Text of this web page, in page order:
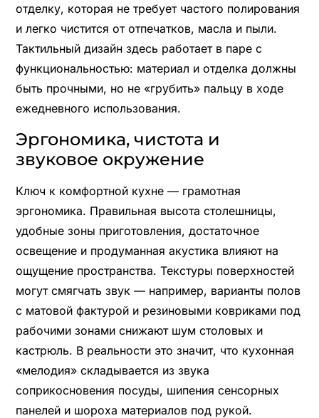
отделку, которая не требует частого полирования
и легко чистится от отпечатков, масла и пыли.
Тактильный дизайн здесь работает в паре с
функциональностью: материал и отделка должны
быть прочными, но не «грубить» пальцу в ходе
ежедневного использования.
Эргономика, чистота и
звуковое окружение
Ключ к комфортной кухне — грамотная
эргономика. Правильная высота столешницы,
удобные зоны приготовления, достаточное
освещение и продуманная акустика влияют на
ощущение пространства. Текстуры поверхностей
могут смягчать звук — например, варианты полов
с матовой фактурой и резиновыми ковриками под
рабочими зонами снижают шум столовых и
кастрюль. В реальности это значит, что кухонная
«мелодия» складывается из звука
соприкосновения посуды, шипения сенсорных
панелей и шороха материалов под рукой.